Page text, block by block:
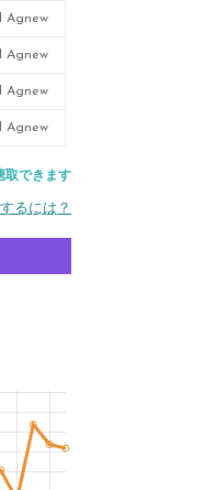
Agnew
Agnew
Agnew
Agnew
取できます
るには？